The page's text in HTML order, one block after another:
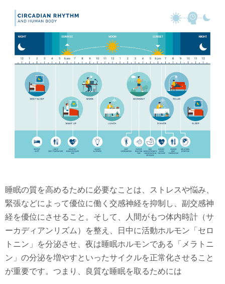
睡眠の質を高めるために必要なことは、ストレスや悩み、
緊張などによって優位に働く交感神経を抑制し、副交感神
経を優位にさせること。そして、人間がもつ体内時計（サ
ーカディアンリズム）を整え、日中に活動ホルモン「セロ
トニン」を分泌させ、夜は睡眠ホルモンである「メラトニ
ン」の分泌を増やすといったサイクルを正常化させること
が重要です。つまり、良質な睡眠を取るためには